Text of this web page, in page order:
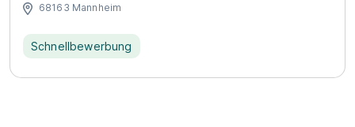
68163 Mannheim
Schnellbewerbung